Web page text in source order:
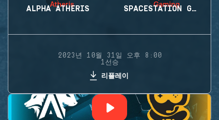
ALPHA ATHERIS SPACESTATION GAMING
2023년 10월 31일 오후 8:00
1선승
리플레이